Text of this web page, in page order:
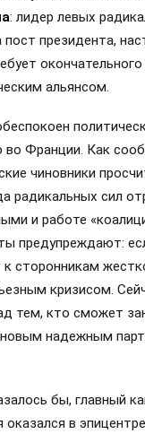
: лидер левых
президента,
альянсом.
во Франции. Как
чиновники
радикальных сил
и работе
предупреждают:
к сторонникам
кризисом.
тем, кто сможет
надежным
бы, главный
оказался в